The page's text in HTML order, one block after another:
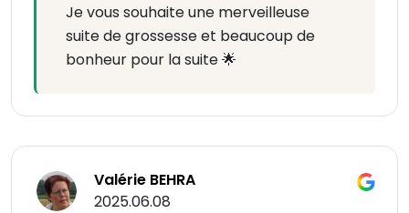
Je vous souhaite une merveilleuse
suite de grossesse et beaucoup de
bonheur pour la suite 🌟
Valérie BEHRA
2025.06.08